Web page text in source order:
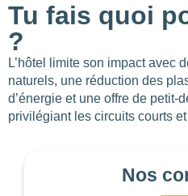
Tu fais quoi
?
L’hôtel limite son impact avec
naturels, une réduction des
d’énergie et une offre de petit-
privilégiant les circuits courts
Nos